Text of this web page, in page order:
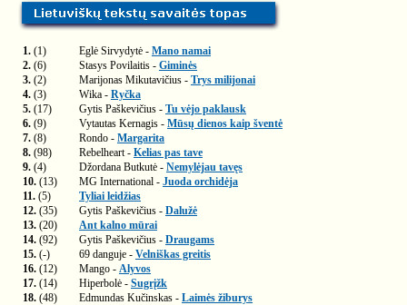
1. (1) Eglė Sirvydytė - Mano namai
2. (6) Stasys Povilaitis - Giminės
3. (2) Marijonas Mikutavičius - Trys milijonai
4. (3) Wika - Ryčka
5. (17) Gytis Paškevičius - Tu vėjo paklausk
6. (9) Vytautas Kernagis - Mūsų dienos kaip šventė
7. (8) Rondo - Margarita
8. (98) Rebelheart - Kelias pas tave
9. (4) Džordana Butkutė - Nemylėjau tavęs
10. (13) MG International - Juoda orchidėja
11. (5)
Tyliai leidžias
12. (35) Gytis Paškevičius - Dalužė
13. (20)
Ant kalno mūrai
14. (92) Gytis Paškevičius - Draugams
15. (-) 69 danguje - Velniškas greitis
16. (12) Mango - Alyvos
17. (14) Hiperbolė - Sugrįžk
18. (48) Edmundas Kučinskas - Laimės žiburys